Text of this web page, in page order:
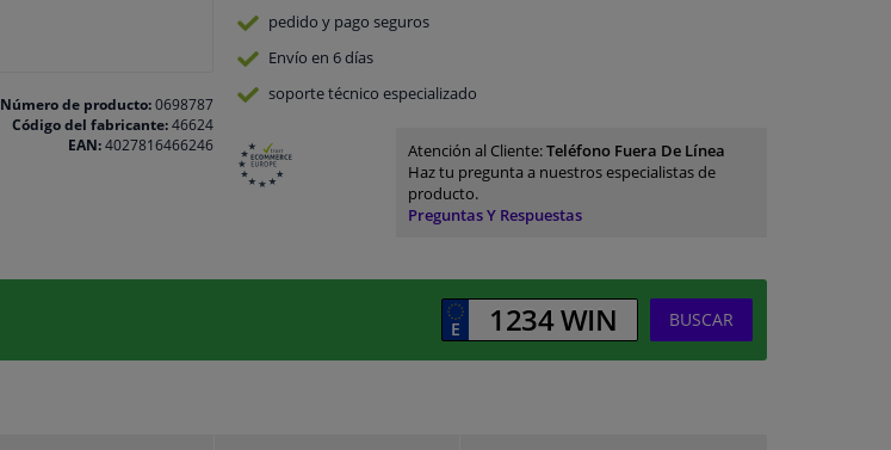
Número de producto:0698787
Código del fabricante:46624
EAN:4027816466246
pedido y pago seguros
Envío en 6 días
soporte técnico especializado
Atención al Cliente:Teléfono Fuera De Línea
Haz tu pregunta a nuestros especialistas de
producto.
Preguntas Y Respuestas
BUSCAR